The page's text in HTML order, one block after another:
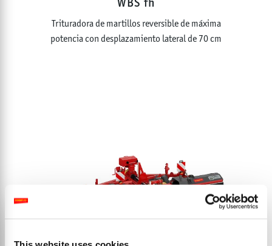
Trituradora de martillos reversible de máxima
potencia con desplazamiento lateral de 70 cm